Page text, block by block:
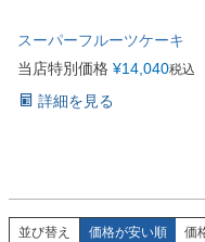
スーパーフルーツケーキ
当店特別価格 ¥14,040税込
詳細を見る
並び替え 価格が安い順 価